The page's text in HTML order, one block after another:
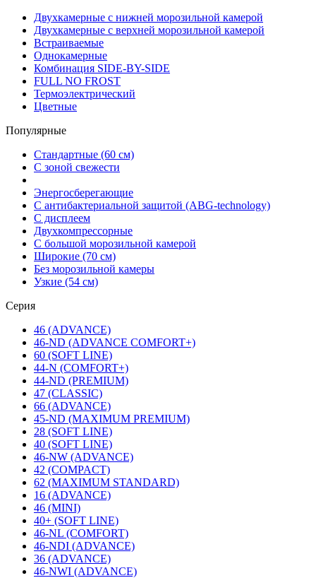
Двухкамерные с нижней морозильной камерой
Двухкамерные с верхней морозильной камерой
Встраиваемые
Однокамерные
Комбинация SIDE-BY-SIDE
FULL NO FROST
Термоэлектрический
Цветные
Популярные
Стандартные (60 см)
С зоной свежести
Энергосберегающие
С антибактериальной защитой (ABG-technology)
С дисплеем
Двухкомпрессорные
С большой морозильной камерой
Широкие (70 см)
Без морозильной камеры
Узкие (54 см)
Серия
46 (ADVANCE)
46-ND (ADVANCE COMFORT+)
60 (SOFT LINE)
44-N (COMFORT+)
44-ND (PREMIUM)
47 (CLASSIC)
66 (ADVANCE)
45-ND (MAXIMUM PREMIUM)
28 (SOFT LINE)
40 (SOFT LINE)
46-NW (ADVANCE)
42 (COMPACT)
62 (MAXIMUM STANDARD)
16 (ADVANCE)
46 (MINI)
40+ (SOFT LINE)
46-NL (COMFORT)
46-NDI (ADVANCE)
36 (ADVANCE)
46-NWI (ADVANCE)